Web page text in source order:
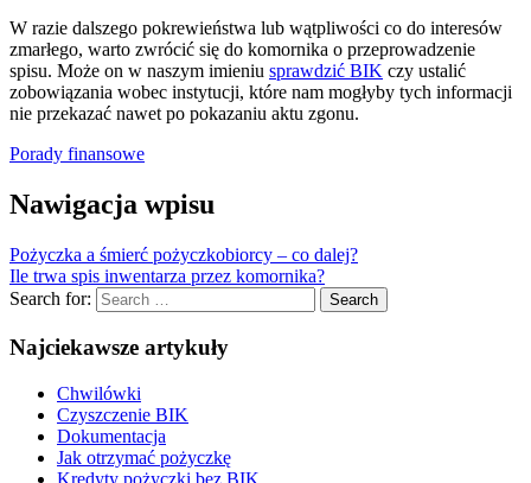
W razie dalszego pokrewieństwa lub wątpliwości co do interesów
zmarłego, warto zwrócić się do komornika o przeprowadzenie
spisu. Może on w naszym imieniu sprawdzić BIK czy ustalić
zobowiązania wobec instytucji, które nam mogłyby tych informacji
nie przekazać nawet po pokazaniu aktu zgonu.
Porady finansowe
Nawigacja wpisu
Pożyczka a śmierć pożyczkobiorcy – co dalej?
Ile trwa spis inwentarza przez komornika?
Search for:
Search
Najciekawsze artykuły
Chwilówki
Czyszczenie BIK
Dokumentacja
Jak otrzymać pożyczkę
Kredyty pożyczki bez BIK